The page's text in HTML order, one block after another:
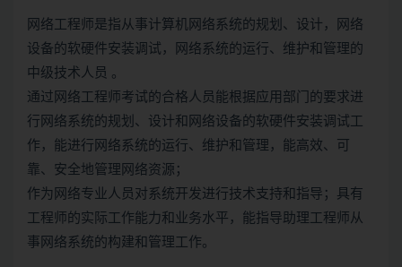
网络工程师是指从事计算机网络 系统的规划、设计，网络
设备的软硬件安装调试，网络系统的运行、维护和管理的
中级技术人员 。
通过网络工程师考试的合格人员能根据应用部门的要求进
行网络系统的规划、设计和网络设备的软硬件安装调试工
作，能进行网络系统的运行、维护和管理，能高效、可
靠、安全地管理网络资源；
作为网络专业人员对系统开发进行技术支持和指导；具有
工程师的实际工作能力和业务水平，能指导助理工程师从
事网络系统的构建和管理工作。